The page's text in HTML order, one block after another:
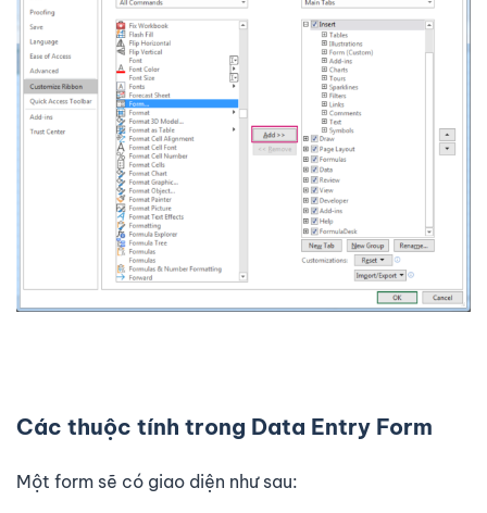
Các thuộc tính trong Data Entry Form
Một form sẽ có giao diện như sau: